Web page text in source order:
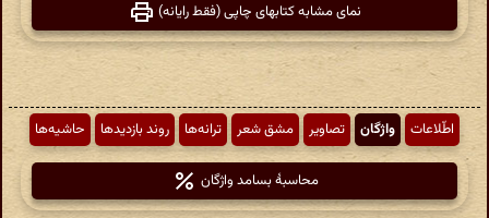
نمای مشابه کتابهای چاپی (فقط رایانه)
اطّلاعات واژگان تصاویر مشق شعر ترانه‌ها روند بازدیدها حاشیه‌ها
محاسبهٔ بسامد واژگان